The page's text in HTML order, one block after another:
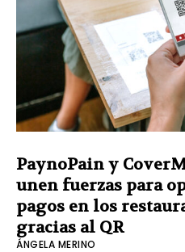
PaynoPain y
unen fuerzas para
pagos en los
gracias al QR
ÁNGELA MERINO